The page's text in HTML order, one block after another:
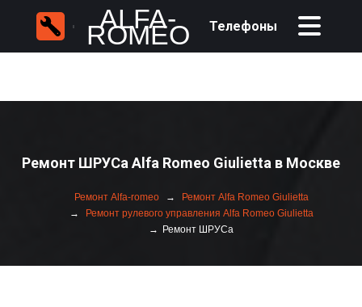
ALFA-
ROMEO Телефоны
Ремонт ШРУСа Alfa Romeo Giulietta в Москве
Ремонт Alfa-romeo
Ремонт Alfa Romeo Giulietta
Ремонт рулевого управления Alfa Romeo Giulietta
Ремонт ШРУСа